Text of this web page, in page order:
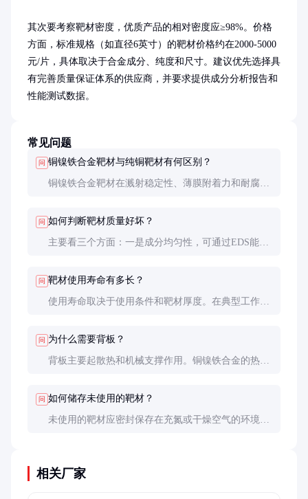
其次要考察靶材密度，优质产品的相对密度应≥98%。价格
方面，标准规格（如直径6英寸）的靶材价格约在2000-5000
元/片，具体取决于合金成分、纯度和尺寸。建议优先选择具
有完善质量保证体系的供应商，并要求提供成分分析报告和
性能测试数据。
常见问题
问 铜镍铁合金靶材与纯铜靶材有何区别？
铜镍铁合金靶材在溅射稳定性、薄膜附着力和耐腐蚀
电性稍好，成本也更低。
问 如何判断靶材质量好坏？
主要看三个方面：一是成分均匀性，可通过EDS能谱
陷。建议要求供应商提供第三方检测报告。
问 靶材使用寿命有多长？
使用寿命取决于使用条件和靶材厚度。在典型工作条
度的70%时就应更换。
问 为什么需要背板？
背板主要起散热和机械支撑作用。铜镍铁合金的热导
在高速旋转时不发生断裂。
问 如何储存未使用的靶材？
未使用的靶材应密封保存在充氮或干燥空气的环境
相关厂家